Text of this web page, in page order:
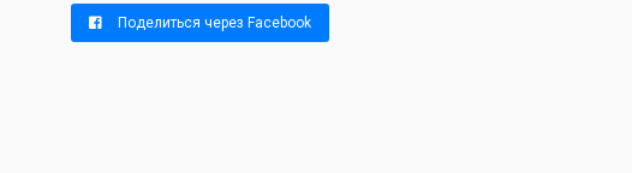
Поделиться через Facebook